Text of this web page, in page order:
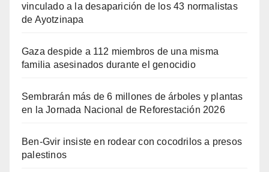
vinculado a la desaparición de los 43 normalistas
de Ayotzinapa
Gaza despide a 112 miembros de una misma
familia asesinados durante el genocidio
Sembrarán más de 6 millones de árboles y plantas
en la Jornada Nacional de Reforestación 2026
Ben-Gvir insiste en rodear con cocodrilos a presos
palestinos